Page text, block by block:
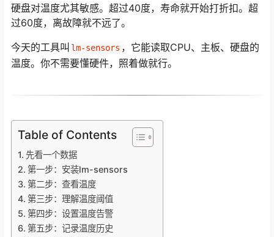
硬盘对温度尤其敏感。超过40度，寿命就开始打折扣。超
过60度，离故障就不远了。
今天的工具叫 lm-sensors ，它能读取CPU、主板、硬盘的
温度。你不需要懂硬件，照着做就行。
Table of Contents
先看一个数据
第一步：安装lm-sensors
第二步：查看温度
第三步：理解温度阈值
第四步：设置温度告警
第五步：记录温度历史